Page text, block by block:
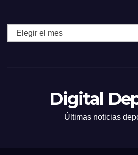
Archivos
Digital
Últimas noticias